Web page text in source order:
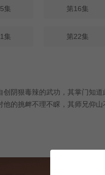
集 第16集
集 第22集
阴狠毒辣的武功，其掌门知
的挑衅不理不睬，其师兄仰